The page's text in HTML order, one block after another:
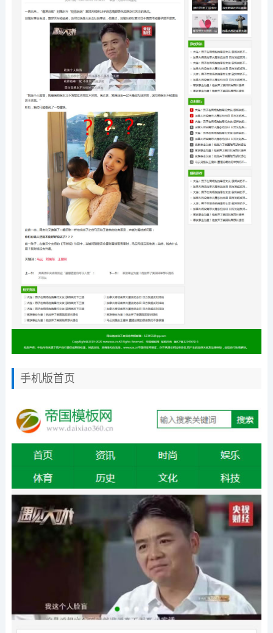
手机版首页